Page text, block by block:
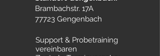
Brambachstr. 17A
77723 Gengenbach
Support & Probetraining
vereinbaren